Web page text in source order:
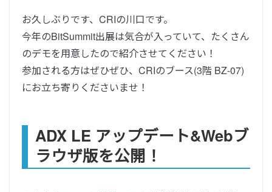
お久しぶりです、CRIの川口です。
今年のBitSummit出展は気合が入っていて、たくさん
のデモを用意したので紹介させてください！
参加される方はぜひぜひ、CRIのブース(3階 BZ-07)
にお立ち寄りくださいませ！
ADX LE アップデート&Webブ
ラウザ版を公開！